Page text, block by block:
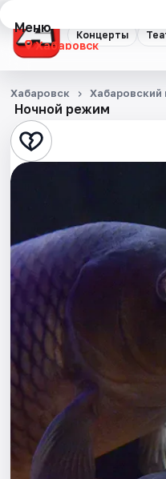
Концерты
Меню
Хабаровск
Концерты
Театр
Стендап
Экскурсии
Спорт
События
Города
Площадки
Артисты
Ночной режим
Хабаровск Хабаровский